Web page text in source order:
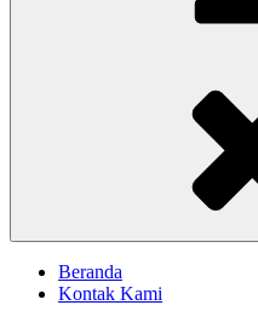
Beranda
Kontak Kami